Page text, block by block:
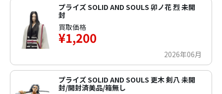
プライズ SOLID AND SOULS 卯ノ花 烈 未開
封
買取価格
¥1,200
2026年06月
プライズ SOLID AND SOULS 更木 剣八 未開
封/開封済美品/箱無し